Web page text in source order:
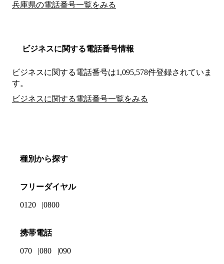
兵庫県の電話番号一覧をみる
ビジネスに関する電話番号情報
ビジネスに関する電話番号は1,095,578件登録されていま
す。
ビジネスに関する電話番号一覧をみる
種別から探す
フリーダイヤル
0120 0800
携帯電話
070 080 090